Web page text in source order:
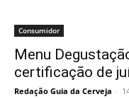
Consumidor
Menu
certificação de
Redação Guia da Cerveja -